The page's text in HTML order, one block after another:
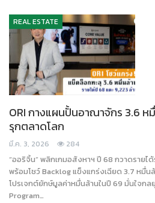
REAL ESTATE
ORI กางแผนปั้นอาณาจักร 3.6 หมื่
รุกตลาดโลก
มี.ค. 3, 2026 284
“ออริจิ้น” พลิกเกมอสังหาฯ ปี 68 กวาดรายไ
พร้อมโชว์ Backlog แข็งแกร่งเฉียด 3.7 หมื่น
โปรเจกต์ยักษ์มูลค่าหมื่นล้านในปี 69 มั่นใจก
Program…